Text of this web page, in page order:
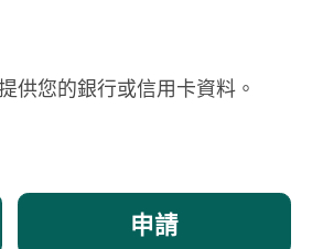
供您的銀行或信用卡資料。
申請